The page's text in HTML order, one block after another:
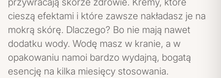
przywracają skórze zdrowie. Kremy, które
cieszą efektami i które zawsze nakładasz je na
mokrą skórę. Dlaczego? Bo nie mają nawet
dodatku wody. Wodę masz w kranie, a w
opakowaniu namoi bardzo wydajną, bogatą
esencję na kilka miesięcy stosowania.